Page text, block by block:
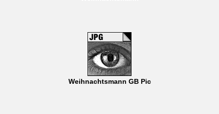
Weihnachtsmann GB Pic